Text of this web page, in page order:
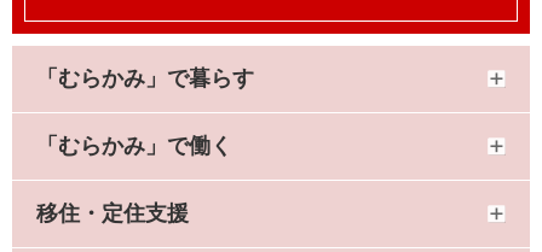
「むらかみ」で暮らす
「むらかみ」で働く
移住・定住支援